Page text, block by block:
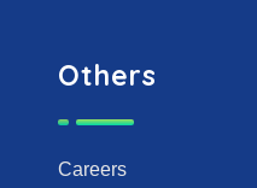
Others
Careers